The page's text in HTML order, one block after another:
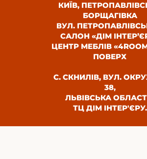
КИЇВ,
БОРЩАГІВКА
ВУЛ.
САЛОН «ДІМ
ЦЕНТР МЕБЛІВ
ПОВЕРХ
С. СКНИЛІВ, ВУЛ.
38,
ЛЬВІВСЬКА
ТЦ ДІМ ІНТЕР'ЄРУ.